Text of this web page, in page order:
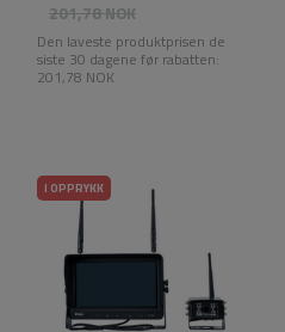
201,78 NOK
Den laveste produktprisen de
siste 30 dagene før rabatten:
201,78 NOK
I OPPRYKK